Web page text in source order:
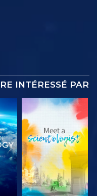
INTÉRESSÉ PAR